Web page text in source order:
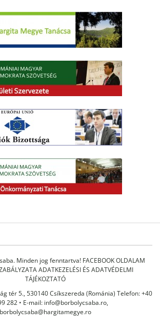
Minden jog fenntartva! FACEBOOK OLDALAM
ADATKEZELÉSI ÉS ADATVÉDELMI
TÁJÉKOZTATÓ
tér 5., 530140 Csíkszereda (Románia) Telefon: +40
282 • E-mail: info@borbolycsaba.ro,
borbolycsaba@hargitamegye.ro